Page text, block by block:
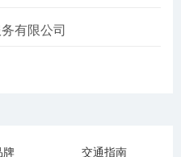
有限公司
牌 交通指南